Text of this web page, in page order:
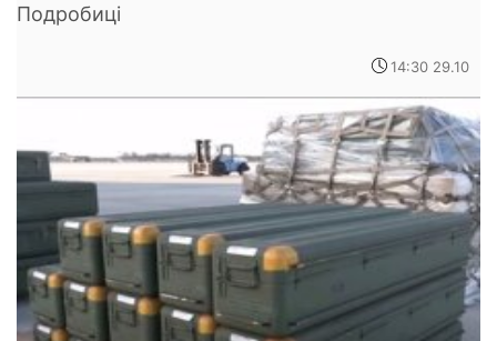
Подробиці
14:30 29.10